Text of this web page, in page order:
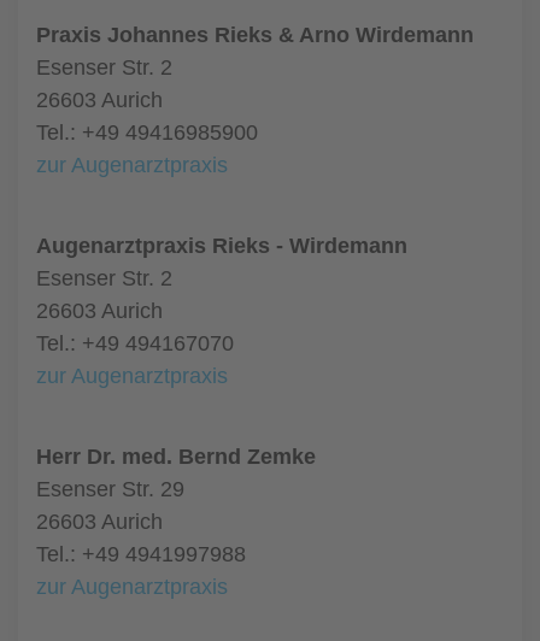
Praxis Johannes Rieks & Arno Wirdemann
Esenser Str. 2
26603 Aurich
Tel.: +49 49416985900
zur Augenarztpraxis
Augenarztpraxis Rieks - Wirdemann
Esenser Str. 2
26603 Aurich
Tel.: +49 494167070
zur Augenarztpraxis
Herr Dr. med. Bernd Zemke
Esenser Str. 29
26603 Aurich
Tel.: +49 4941997988
zur Augenarztpraxis